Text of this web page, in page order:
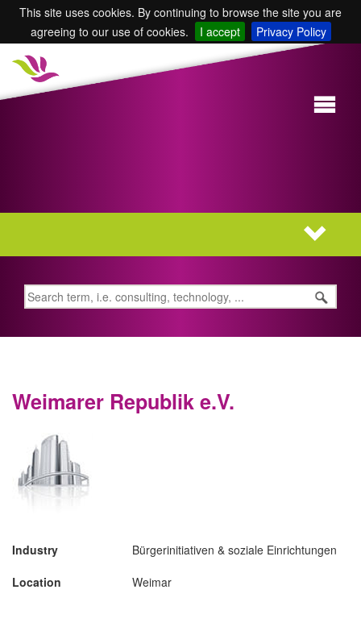
This site uses cookies. By continuing to browse the site you are
agreeing to our use of cookies.
I accept Privacy Policy
Weimarer Republik e.V.
Industry
Bürgerinitiativen & soziale Einrichtungen
Location
Weimar